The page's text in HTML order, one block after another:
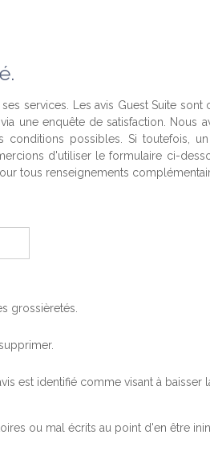
services. Les avis Guest Suite
une enquête de satisfaction. Nous
possibles. Si toutefois,
d'utiliser le formulaire ci-
tous renseignements
grossièretés.
est identifié comme visant à
ou mal écrits au point d'en être